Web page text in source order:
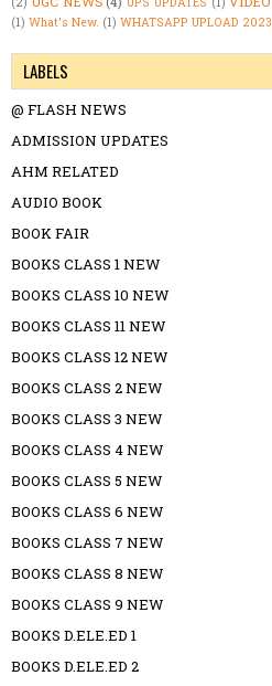
(1) What's New. (1) WHATSAPP UPLOAD 2023
LABELS
@ FLASH NEWS
ADMISSION UPDATES
AHM RELATED
AUDIO BOOK
BOOK FAIR
BOOKS CLASS 1 NEW
BOOKS CLASS 10 NEW
BOOKS CLASS 11 NEW
BOOKS CLASS 12 NEW
BOOKS CLASS 2 NEW
BOOKS CLASS 3 NEW
BOOKS CLASS 4 NEW
BOOKS CLASS 5 NEW
BOOKS CLASS 6 NEW
BOOKS CLASS 7 NEW
BOOKS CLASS 8 NEW
BOOKS CLASS 9 NEW
BOOKS D.ELE.ED 1
BOOKS D.ELE.ED 2